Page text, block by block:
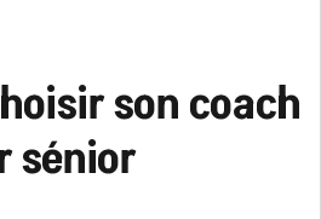
son coach
sénior